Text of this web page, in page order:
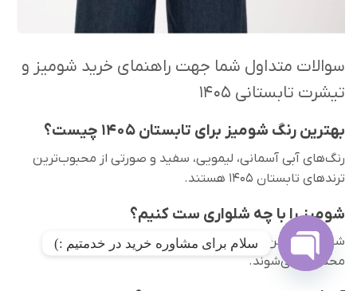
سوالات متداول شما جهت راهنمای خرید شومیز و
تیشرت تابستانی ۱۴۰۵
بهترین رنگ شومیز برای تابستان ۱۴۰۵ چیست؟
رنگ‌های آبی آسمانی، لیمویی، سفید و صورتی از محبوب‌ترین
ترندهای تابستان ۱۴۰۵ هستند.
شومیز را با چه شلواری ست کنیم؟
شلوارهای لینن، پارچه‌ای آزاد و جین روشن بهترین گزینه‌ها
محسوب می‌شوند.
سلام برای مشاوره خرید در خدمتیم :)